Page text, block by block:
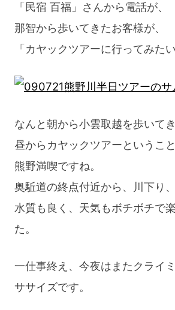
「民宿 百福」さんから電話が、
那智から歩いてきたお客様が、
「カヤックツアーに行ってみたい
なんと朝から小雲取越を歩いてき
昼からカヤックツアーということ
熊野満喫ですね。
奥駈道の終点付近から、川下り、
水質も良く、天気もボチボチで
た。
一仕事終え、今夜はまたクライ
ササイズです。